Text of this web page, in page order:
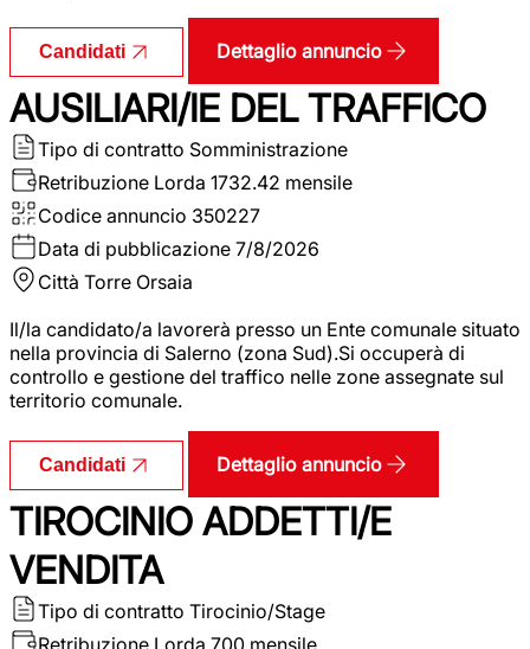
Candidati Dettaglio annuncio
AUSILIARI/IE DEL TRAFFICO
Tipo di contratto Somministrazione
Retribuzione Lorda 1732.42 mensile
Codice annuncio 350227
Data di pubblicazione 7/8/2026
Città Torre Orsaia
Il/la candidato/a lavorerà presso un Ente comunale situato
nella provincia di Salerno (zona Sud).Si occuperà di
controllo e gestione del traffico nelle zone assegnate sul
territorio comunale.
Candidati Dettaglio annuncio
TIROCINIO ADDETTI/E
VENDITA
Tipo di contratto Tirocinio/Stage
Retribuzione Lorda 700 mensile